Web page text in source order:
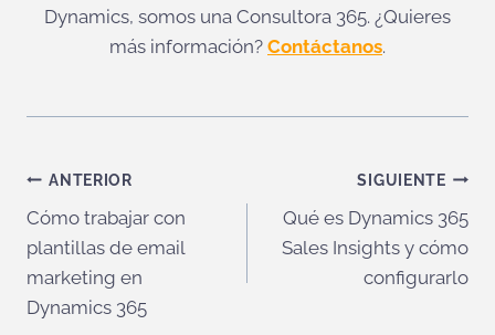
Dynamics, somos una Consultora 365. ¿Quieres
más información? Contáctanos.
Navegación
de
entradas
ANTERIOR
Cómo trabajar con
plantillas de email
marketing en
Dynamics 365
SIGUIENTE
Qué es Dynamics 365
Sales Insights y cómo
configurarlo